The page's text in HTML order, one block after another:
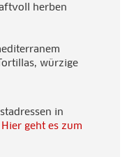
herben
würzige
in
Hier geht es zum